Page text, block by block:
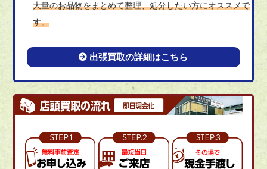
大量のお品物をまとめて整理、処分したい方にオススメで
す。
出張買取の詳細はこちら